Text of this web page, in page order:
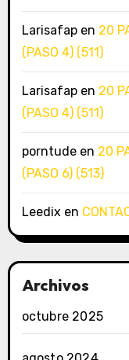
Larisafapen 20
(PASO 4) (511)
Larisafapen 20
(PASO 4) (511)
porntudeen 20
(PASO 6) (513)
Leedix en
Archivos
octubre 2025